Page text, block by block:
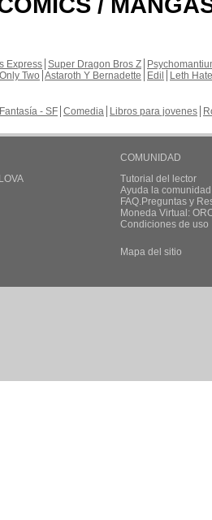
Express Super Dragon Bros Z
Only Two Astaroth Y Bernadette Edil
Leth Hate
Fantasía - SF Comedia Libros para jovenes
COMUNIDAD
Tutorial del lector
Ayuda la
FAQ.Preguntas y
Moneda Virtual:
Condiciones de uso
Mapa del sitio